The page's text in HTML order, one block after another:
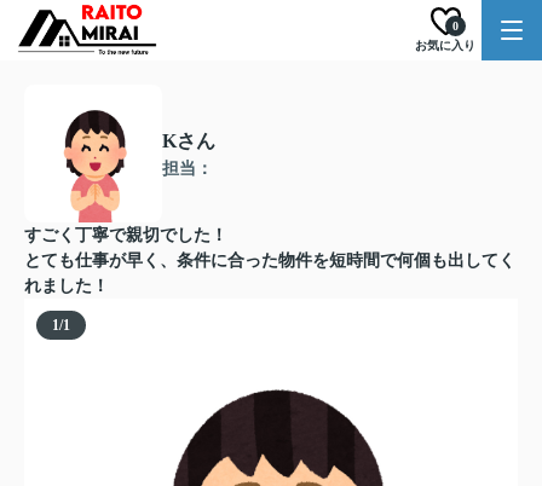
お気に入り
0
Kさん
担当：
すごく丁寧で親切でした！
とても仕事が早く、条件に合った物件を短時間で何個も出してく
れました！
1/1